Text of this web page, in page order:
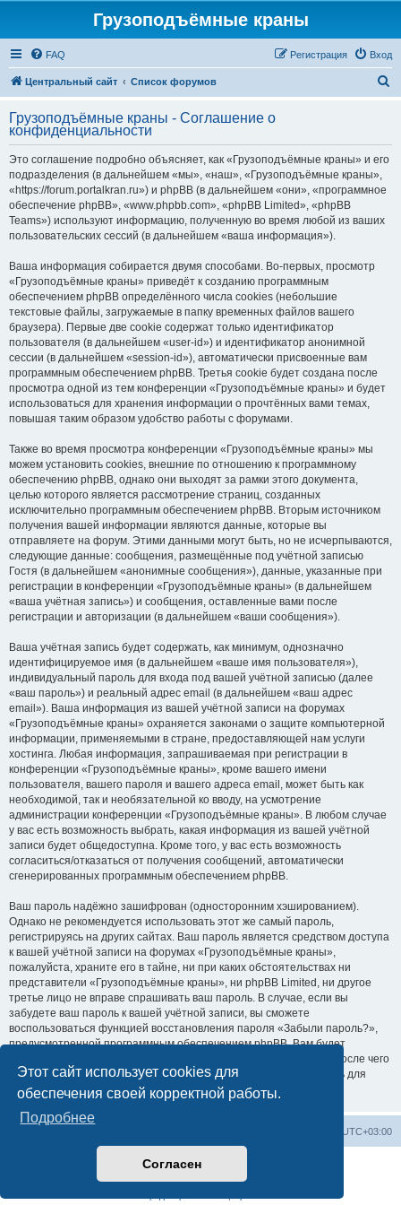
Этот сайт использует cookies для
обеспечения своей корректной работы.
Подробнее
Согласен
Грузоподъёмные краны
FAQ Вход
Регистрация
Центральный сайт Список форумов
с
Грузоподъёмные краны - Соглашение о
конфиденциальности
Это соглашение подробно объясняет, как «Грузоподъёмные краны» и его
подразделения (в дальнейшем «мы», «наш», «Грузоподъёмные краны»,
«https://forum.portalkran.ru») и phpBB (в дальнейшем «они», «программное
обеспечение phpBB», «www.phpbb.com», «phpBB Limited», «phpBB
Teams») используют информацию, полученную во время любой из ваших
пользовательских сессий (в дальнейшем «ваша информация»).
Ваша информация собирается двумя способами. Во-первых, просмотр
«Грузоподъёмные краны» приведёт к созданию программным
обеспечением phpBB определённого числа cookies (небольшие
текстовые файлы, загружаемые в папку временных файлов вашего
браузера). Первые две cookie содержат только идентификатор
пользователя (в дальнейшем «user-id») и идентификатор анонимной
сессии (в дальнейшем «session-id»), автоматически присвоенные вам
программным обеспечением phpBB. Третья cookie будет создана после
просмотра одной из тем конференции «Грузоподъёмные краны» и будет
использоваться для хранения информации о прочтённых вами темах,
повышая таким образом удобство работы с форумами.
Также во время просмотра конференции «Грузоподъёмные краны» мы
можем установить cookies, внешние по отношению к программному
обеспечению phpBB, однако они выходят за рамки этого документа,
целью которого является рассмотрение страниц, созданных
исключительно программным обеспечением phpBB. Вторым источником
получения вашей информации являются данные, которые вы
отправляете на форум. Этими данными могут быть, но не исчерпываются,
следующие данные: сообщения, размещённые под учётной записью
Гостя (в дальнейшем «анонимные сообщения»), данные, указанные при
регистрации в конференции «Грузоподъёмные краны» (в дальнейшем
«ваша учётная запись») и сообщения, оставленные вами после
регистрации и авторизации (в дальнейшем «ваши сообщения»).
Ваша учётная запись будет содержать, как минимум, однозначно
идентифицируемое имя (в дальнейшем «ваше имя пользователя»),
индивидуальный пароль для входа под вашей учётной записью (далее
«ваш пароль») и реальный адрес email (в дальнейшем «ваш адрес
email»). Ваша информация из вашей учётной записи на форумах
«Грузоподъёмные краны» охраняется законами о защите компьютерной
информации, применяемыми в стране, предоставляющей нам услуги
хостинга. Любая информация, запрашиваемая при регистрации в
конференции «Грузоподъёмные краны», кроме вашего имени
пользователя, вашего пароля и вашего адреса email, может быть как
необходимой, так и необязательной ко вводу, на усмотрение
администрации конференции «Грузоподъёмные краны». В любом случае
у вас есть возможность выбрать, какая информация из вашей учётной
записи будет общедоступна. Кроме того, у вас есть возможность
согласиться/отказаться от получения сообщений, автоматически
сгенерированных программным обеспечением phpBB.
Ваш пароль надёжно зашифрован (односторонним хэшированием).
Однако не рекомендуется использовать этот же самый пароль,
регистрируясь на других сайтах. Ваш пароль является средством доступа
к вашей учётной записи на форумах «Грузоподъёмные краны»,
пожалуйста, храните его в тайне, ни при каких обстоятельствах ни
представители «Грузоподъёмные краны», ни phpBB Limited, ни другое
третье лицо не вправе спрашивать ваш пароль. В случае, если вы
забудете ваш пароль к вашей учётной записи, вы сможете
воспользоваться функцией восстановления пароля «Забыли пароль?»,
предусмотренной программным обеспечением phpBB. Вам будет
необходимо ввести ваше имя пользователя и ваш адрес email, после чего
программное обеспечение phpBB сгенерирует вам новый пароль для
вашей учётной записи.
UTC+03:00
Создано на основеphpBB® Forum Software © phpBB Limited
Русская поддержка phpBB